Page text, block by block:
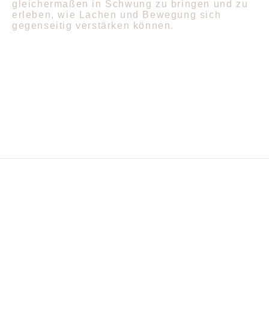
gleichermaßen in Schwung zu bringen und zu
erleben, wie Lachen und Bewegung sich
gegenseitig verstärken können.